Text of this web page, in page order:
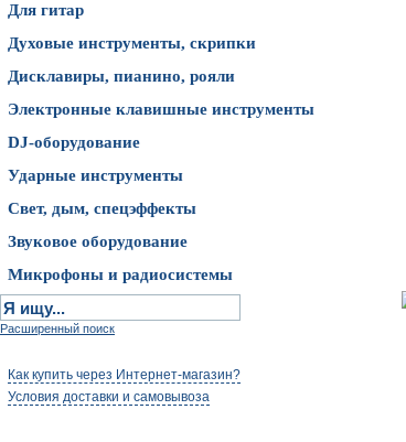
Для гитар
Духовые инструменты, скрипки
Дисклавиры, пианино, рояли
Электронные клавишные инструменты
DJ-оборудование
Ударные инструменты
Свет, дым, спецэффекты
Звуковое оборудование
Микрофоны и радиосистемы
Расширенный поиск
Как купить через Интернет-магазин?
Условия доставки и самовывоза